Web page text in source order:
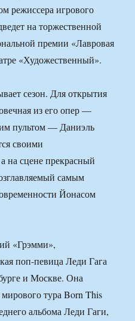
режиссера игрового
на торжественной
премии «Лавровая
«Художественный».
сезон. Для открытия
из его опер —
пультом — Даниэль
своими
на сцене прекрасный
самым
Йонасом
«Грэмми»,
поп-певица Леди Гага
и Москве. Она
тура Born This
альбома Леди Гаги,